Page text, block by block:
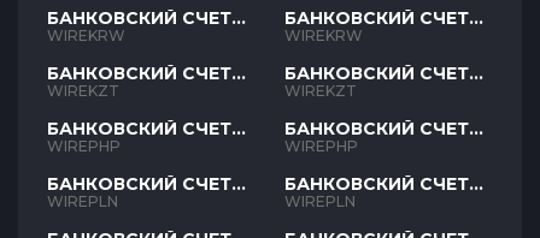
БАНКОВСКИЙ СЧЕТ
KRW
WIREKRW
БАНКОВСКИЙ СЧЕТ
KZT
WIREKZT
БАНКОВСКИЙ СЧЕТ
PHP
WIREPHP
БАНКОВСКИЙ СЧЕТ
PLN
WIREPLN
БАНКОВСКИЙ СЧЕТ
KRW
WIREKRW
БАНКОВСКИЙ СЧЕТ
KZT
WIREKZT
БАНКОВСКИЙ СЧЕТ
PHP
WIREPHP
БАНКОВСКИЙ СЧЕТ
PLN
WIREPLN